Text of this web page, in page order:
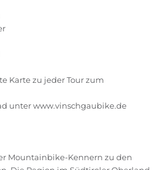
Karte zu jeder Tour zum
unter www.vinschgaubike.de
Mountainbike-Kennern zu den